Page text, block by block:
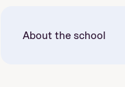
About the school